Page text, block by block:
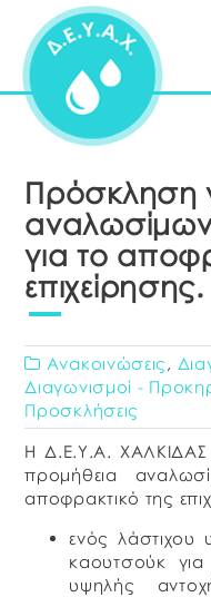
Πρόσκληση
αναλωσίμων
για το
επιχείρησης.
Ανακοινώσεις ,
Διαγωνισμοί -
Προσκλήσεις
Η Δ.Ε.Υ.Α. ΧΑΛΚΙΔΑΣ
προμήθεια
αποφρακτικό της
ενός
καουτσούκ
υψηλής